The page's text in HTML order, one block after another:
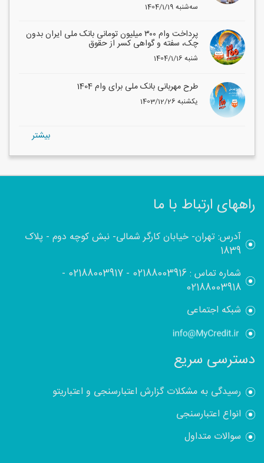
1404/1/19 سه‌شنبه
پرداخت وام ۳۰۰ میلیون تومانی بانک ملی ایران بدون
چک، سفته و گواهی کسر از حقوق
1404/1/16 شنبه
طرح مهربانی بانک ملی برای وام 1404
1403/12/26 یکشنبه
بيشتر
راههای ارتباط با ما
آدرس: تهران- خیابان کارگر شمالی- نبش کوچه دوم - پلاک
1839
شماره تماس :02188003916
-
02188003917
-
02188003918
شبکه اجتماعی
دسترسی سریع
رسیدگی به مشکلات گزارش اعتبارسنجی و اعتباریتو
انواع اعتبارسنجی
سوالات متداول